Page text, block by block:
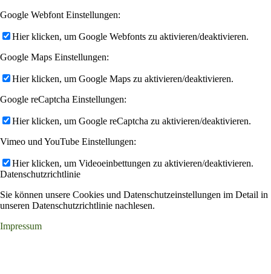
Google Webfont Einstellungen:
Hier klicken, um Google Webfonts zu aktivieren/deaktivieren.
Google Maps Einstellungen:
Hier klicken, um Google Maps zu aktivieren/deaktivieren.
Google reCaptcha Einstellungen:
Hier klicken, um Google reCaptcha zu aktivieren/deaktivieren.
Vimeo und YouTube Einstellungen:
Hier klicken, um Videoeinbettungen zu aktivieren/deaktivieren.
Datenschutzrichtlinie
Sie können unsere Cookies und Datenschutzeinstellungen im Detail in
unseren Datenschutzrichtlinie nachlesen.
Impressum